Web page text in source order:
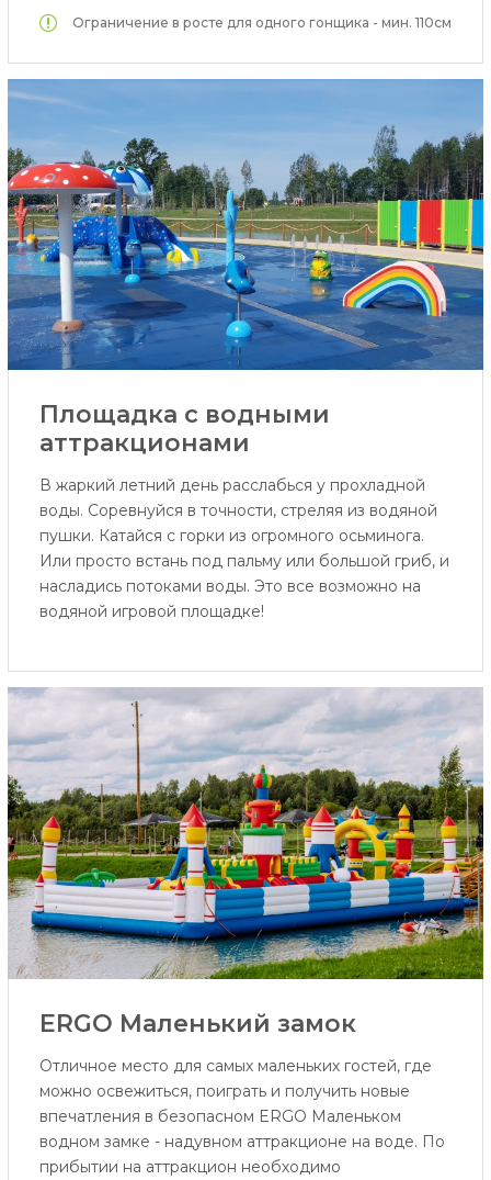
Ограничение в росте для одного гонщика - мин. 110см
Площадка с водными
аттракционами
В жаркий летний день расслабься у прохладной
воды. Соревнуйся в точности, стреляя из водяной
пушки. Катайся с горки из огромного осьминога.
Или просто встань под пальму или большой гриб, и
насладись потоками воды. Это все возможно на
водяной игровой площадке!
ERGO Маленький замок
Отличное место для самых маленьких гостей, где
можно освежиться, поиграть и получить новые
впечатления в безопасном ERGO Маленьком
водном замке - надувном аттракционе на воде. По
прибытии на аттракцион необходимо